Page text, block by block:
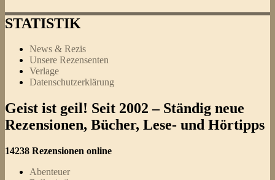
STATISTIK
News & Rezis
Unsere Rezensenten
Verlage
Datenschutzerklärung
Geist ist geil! Seit 2002 – Ständig neue
Rezensionen, Bücher, Lese- und Hörtipps
14238 Rezensionen online
Abenteuer